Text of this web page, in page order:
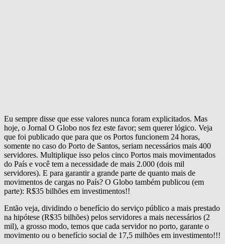
Eu sempre disse que esse valores nunca foram explicitados. Mas
hoje, o Jornal O Globo nos fez este favor; sem querer lógico. Veja
que foi publicado que para que os Portos funcionem 24 horas,
somente no caso do Porto de Santos, seriam necessários mais 400
servidores. Multiplique isso pelos cinco Portos mais movimentados
do País e você tem a necessidade de mais 2.000 (dois mil
servidores). E para garantir a grande parte de quanto mais de
movimentos de cargas no País? O Globo também publicou (em
parte): R$35 bilhões em investimentos!!
Então veja, dividindo o benefício do serviço público a mais prestado
na hipótese (R$35 bilhões) pelos servidores a mais necessários (2
mil), a grosso modo, temos que cada servidor no porto, garante o
movimento ou o benefício social de 17,5 milhões em investimento!!!